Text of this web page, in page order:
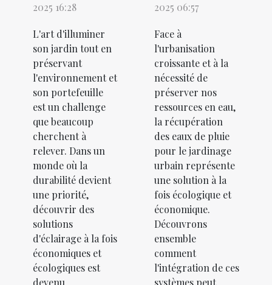
2025 16:28
L'art d'illuminer
son jardin tout en
préservant
l'environnement et
son portefeuille
est un challenge
que beaucoup
cherchent à
relever. Dans un
monde où la
durabilité devient
une priorité,
découvrir des
solutions
d'éclairage à la fois
économiques et
écologiques est
devenu
2025 06:57
Face à
l'urbanisation
croissante et à la
nécessité de
préserver nos
ressources en eau,
la récupération
des eaux de pluie
pour le jardinage
urbain représente
une solution à la
fois écologique et
économique.
Découvrons
ensemble
comment
l'intégration de ces
systèmes peut